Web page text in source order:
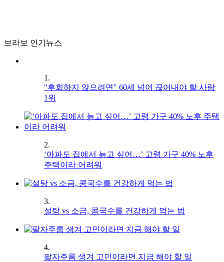
브라보 인기뉴스
1.
"후회하지 않으려면" 60세 넘어 끊어내야 할 사람
1위
2.
‘아파도 집에서 늙고 싶어…’ 고령 가구 40% 노후
주택이라 어려워
3.
설탕 vs 소금, 콩국수를 건강하게 먹는 법
4.
팔자주름 생겨 고민이라면 지금 해야 할 일